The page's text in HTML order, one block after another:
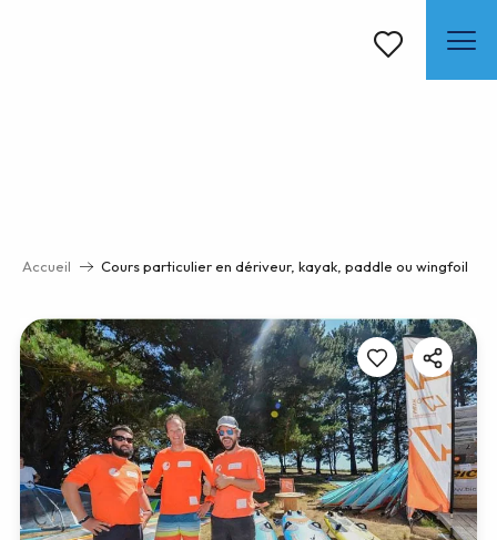
Voir les favoris
Accueil Cours particulier en dériveur, kayak, paddle ou wingfoil